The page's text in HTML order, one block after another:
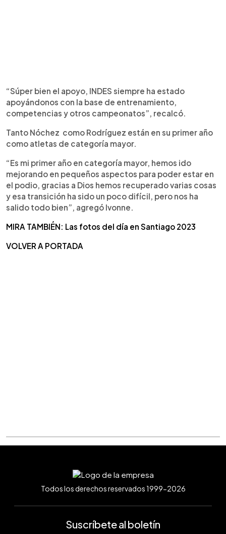
“Súper bien el apoyo, INDES siempre ha estado
apoyándonos con la base de entrenamiento,
competencias y otros campeonatos”, recalcó.
Tanto Nóchez como Rodríguez están en su primer año
como atletas de categoría mayor.
“Es mi primer año en categoría mayor, hemos ido
mejorando en pequeños aspectos para poder estar en
el podio, gracias a Dios hemos recuperado varias cosas
y esa transición ha sido un poco difícil, pero nos ha
salido todo bien”, agregó Ivonne.
MIRA TAMBIÉN: Las fotos del día en Santiago 2023
VOLVER A PORTADA
Todos los derechos reservados 1999-2026
Suscríbete al boletín